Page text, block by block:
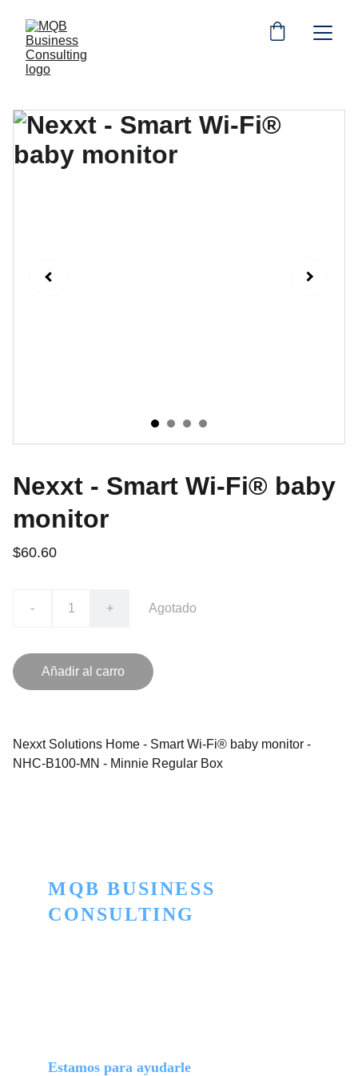
Nexxt - Smart Wi-Fi® baby
monitor
$60.60
- + Agotado
Añadir al carro
Nexxt Solutions Home - Smart Wi-Fi® baby monitor -
NHC-B100-MN - Minnie Regular Box
MQB BUSINESS
CONSULTING
Estamos para ayudarle